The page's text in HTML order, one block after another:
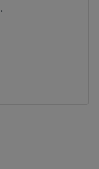
.